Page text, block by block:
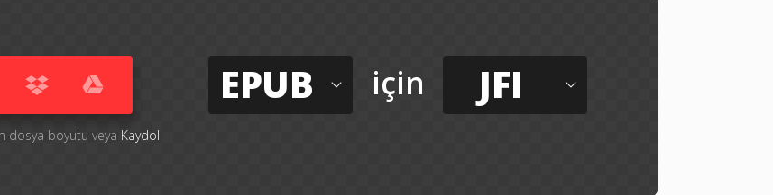
dosya boyutu veya Kaydol
EPUB için JFI